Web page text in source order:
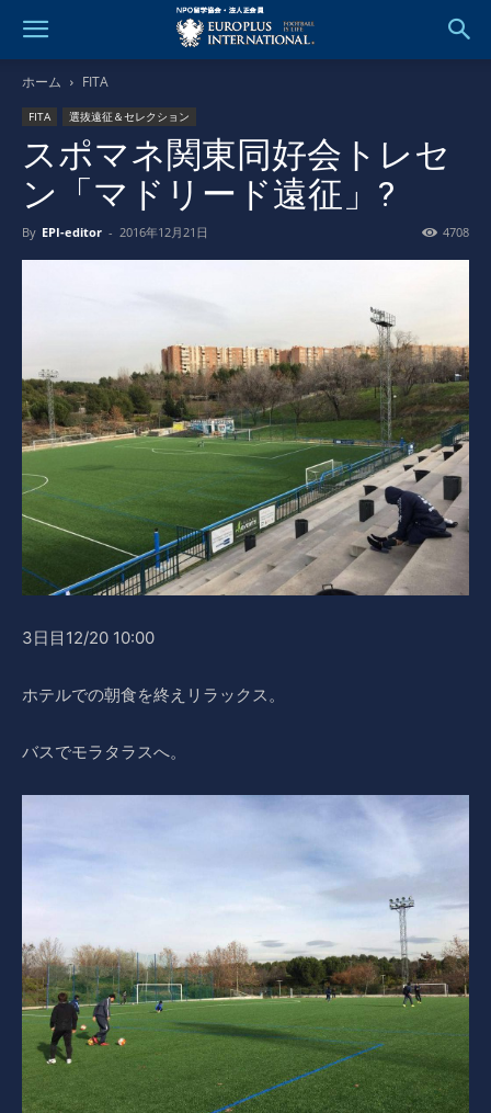
ホーム FITA
FITA 選抜遠征＆セレクション
スポマネ関東同好会トレセ
ン「マドリード遠征」?
By EPI-editor - 2016年12月21日 4708
3日目12/20 10:00
ホテルでの朝食を終えリラックス。
バスでモラタラスへ。